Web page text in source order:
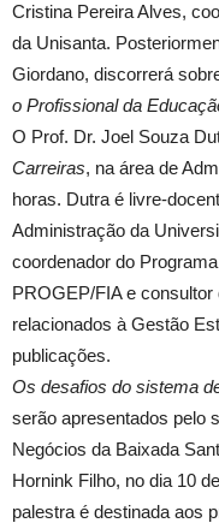
Cristina Pereira Alves,
da Unisanta.
Giordano, discorrerá
o Profissional da
O Prof. Dr. Joel Souza
Carreiras, na área de
horas. Dutra é livre-
Administração da
coordenador do
PROGEP/FIA e
relacionados à Gestão
publicações.
Os desafios do sistema
serão apresentados pelo
Negócios da Baixada
Hornink Filho, no dia 10
palestra é destinada aos